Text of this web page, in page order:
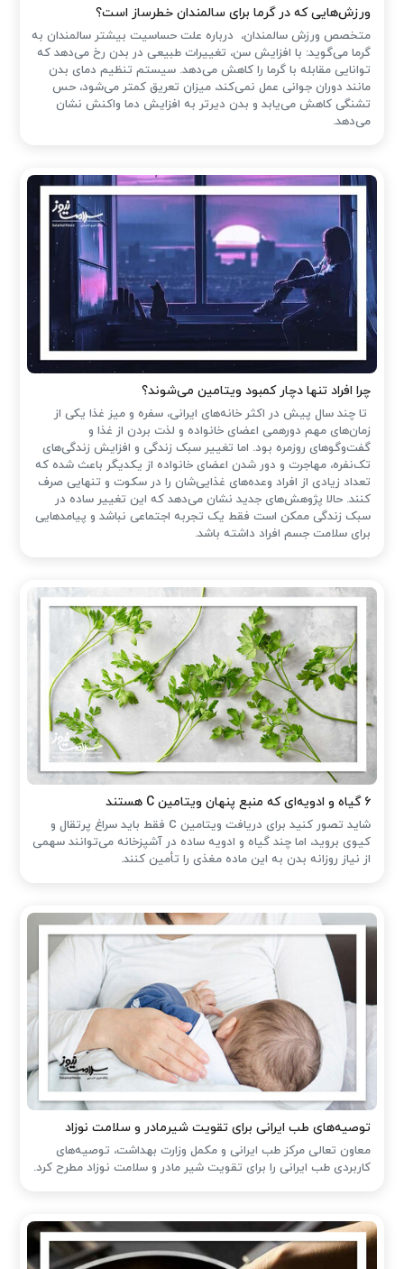
ورزش‌هایی که در گرما برای سالمندان خطرساز است؟
متخصص ورزش سالمندان، درباره علت حساسیت بیشتر سالمندان به
گرما می‌گوید: با افزایش سن، تغییرات طبیعی در بدن رخ می‌دهد که
توانایی مقابله با گرما را کاهش می‌دهد. سیستم تنظیم دمای بدن
مانند دوران جوانی عمل نمی‌کند، میزان تعریق کمتر می‌شود، حس
تشنگی کاهش می‌یابد و بدن دیرتر به افزایش دما واکنش نشان
می‌دهد.
چرا افراد تنها دچار کمبود ویتامین می‌شوند؟
تا چند سال پیش در اکثر خانه‌های ایرانی، سفره و میز غذا یکی از
زمان‌های مهم دورهمی اعضای خانواده و لذت بردن از غذا و
گفت‌وگوهای روزمره بود. اما تغییر سبک زندگی و افزایش زندگی‌های
تک‌نفره، مهاجرت و دور شدن اعضای خانواده از یکدیگر باعث شده که
تعداد زیادی از افراد وعده‌های غذایی‌شان را در سکوت و تنهایی صرف
کنند. حالا پژوهش‌های جدید نشان می‌دهد که این تغییر ساده در
سبک زندگی ممکن است فقط یک تجربه اجتماعی نباشد و پیامدهایی
برای سلامت جسم افراد داشته باشد.
۶ گیاه و ادویه‌ای که منبع پنهان ویتامین C هستند
شاید تصور کنید برای دریافت ویتامین C فقط باید سراغ پرتقال و
کیوی بروید، اما چند گیاه و ادویه ساده در آشپزخانه می‌توانند سهمی
از نیاز روزانه بدن به این ماده مغذی را تأمین کنند.
توصیه‌های طب ایرانی برای تقویت شیرمادر و سلامت نوزاد
معاون تعالی مرکز طب ایرانی و مکمل وزارت بهداشت، توصیه‌های
کاربردی طب ایرانی را برای تقویت شیر مادر و سلامت نوزاد مطرح کرد.